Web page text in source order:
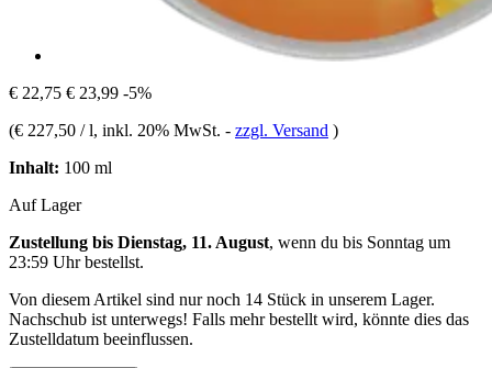
€ 22,75 € 23,99 -5%
(€ 227,50 / l, inkl. 20% MwSt. - zzgl. Versand )
Inhalt: 100 ml
Auf Lager
Zustellung bis Dienstag, 11. August, wenn du bis Sonntag um
23:59 Uhrbestellst.
Von diesem Artikel sind nur noch 14 Stück in unserem Lager.
Nachschub ist unterwegs! Falls mehr bestellt wird, könnte dies das
Zustelldatum beeinflussen.